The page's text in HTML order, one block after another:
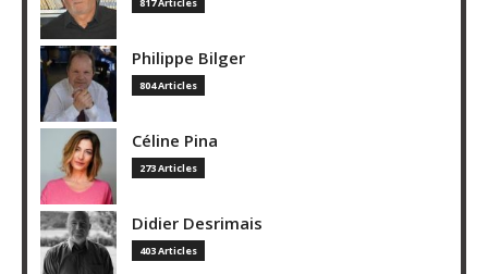
817 Articles
Philippe Bilger
804 Articles
Céline Pina
273 Articles
Didier Desrimais
403 Articles